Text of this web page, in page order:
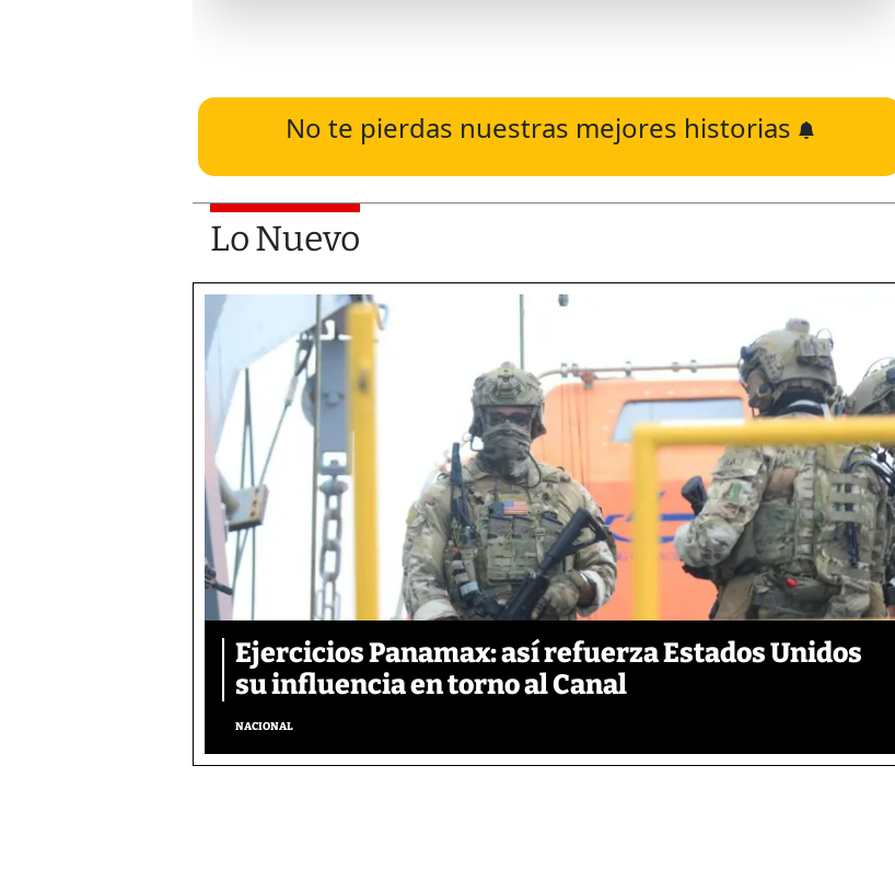
No te pierdas nuestras mejores historias
Lo Nuevo
Ejercicios Panamax: así refuerza Estados Unidos
su influencia en torno al Canal
NACIONAL